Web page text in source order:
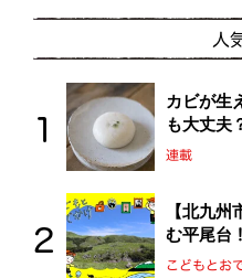
人
カビが生
も大丈夫
連載
【北九州
む平尾台
を探検し
こどもとお